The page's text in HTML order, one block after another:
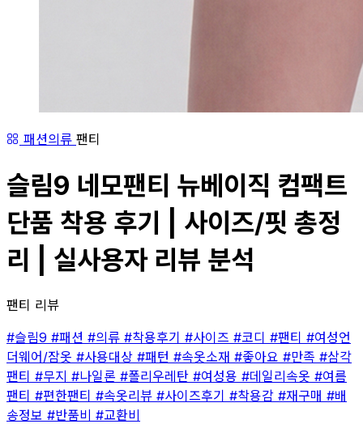
패션의류 팬티
슬림9 네모팬티 뉴베이직 컴팩트
단품 착용 후기 | 사이즈/핏 총정
리 | 실사용자 리뷰 분석
팬티 리뷰
#슬림9 #패션 #의류 #착용후기 #사이즈 #코디 #팬티 #여성언
더웨어/잠옷 #사용대상 #패턴 #속옷소재 #좋아요 #만족 #삼각
팬티 #무지 #나일론 #폴리우레탄 #여성용 #데일리속옷 #여름
팬티 #편한팬티 #속옷리뷰 #사이즈후기 #착용감 #재구매 #배
송정보 #반품비 #교환비